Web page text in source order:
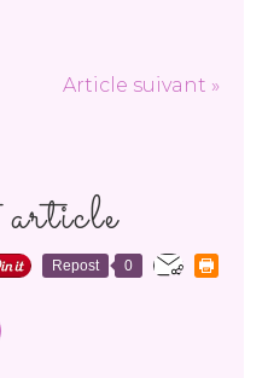
Article suivant »
Repost 0